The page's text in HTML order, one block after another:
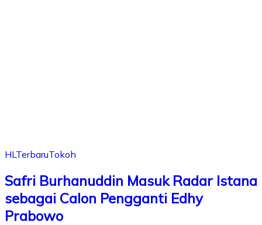
HL TerbaruTokoh
Safri Burhanuddin Masuk Radar Istana
sebagai Calon Pengganti Edhy
Prabowo